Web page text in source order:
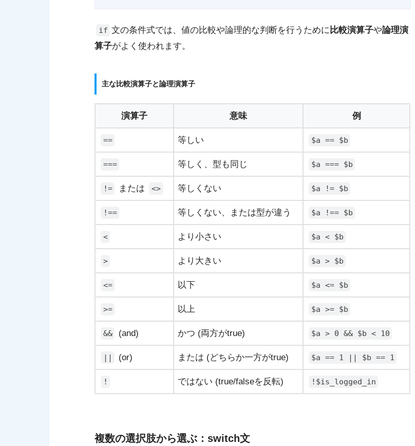
if 文の条件式では、値の比較や論理的な判断を行うために 比較演算子や論理演
算子がよく使われます。
主な比較演算子と論理演算子
演算子 意味 例
== 等しい $a == $b
=== 等しく、型も同じ $a === $b
!= または <> 等しくない $a != $b
!== 等しくない、または型が違う $a !== $b
< より小さい $a < $b
> より大きい $a > $b
<= 以下 $a <= $b
>= 以上 $a >= $b
&& (and) かつ (両方がtrue) $a > 0 && $b < 10
|| (or) または (どちらか一方がtrue) $a == 1 || $b == 1
! ではない (true/falseを反転) !$is_logged_in
複数の選択肢から選ぶ：switch文